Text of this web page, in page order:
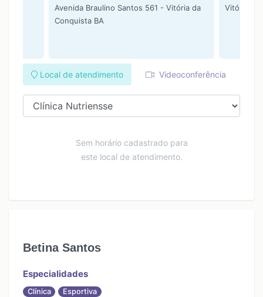
Avenida Braulino Santos 561 - Vitória da
Conquista BA
Vitória da
Local de atendimento Videoconferência
Sem horário cadastrado para
este local de atendimento.
Betina Santos
Especialidades
Clínica Esportiva